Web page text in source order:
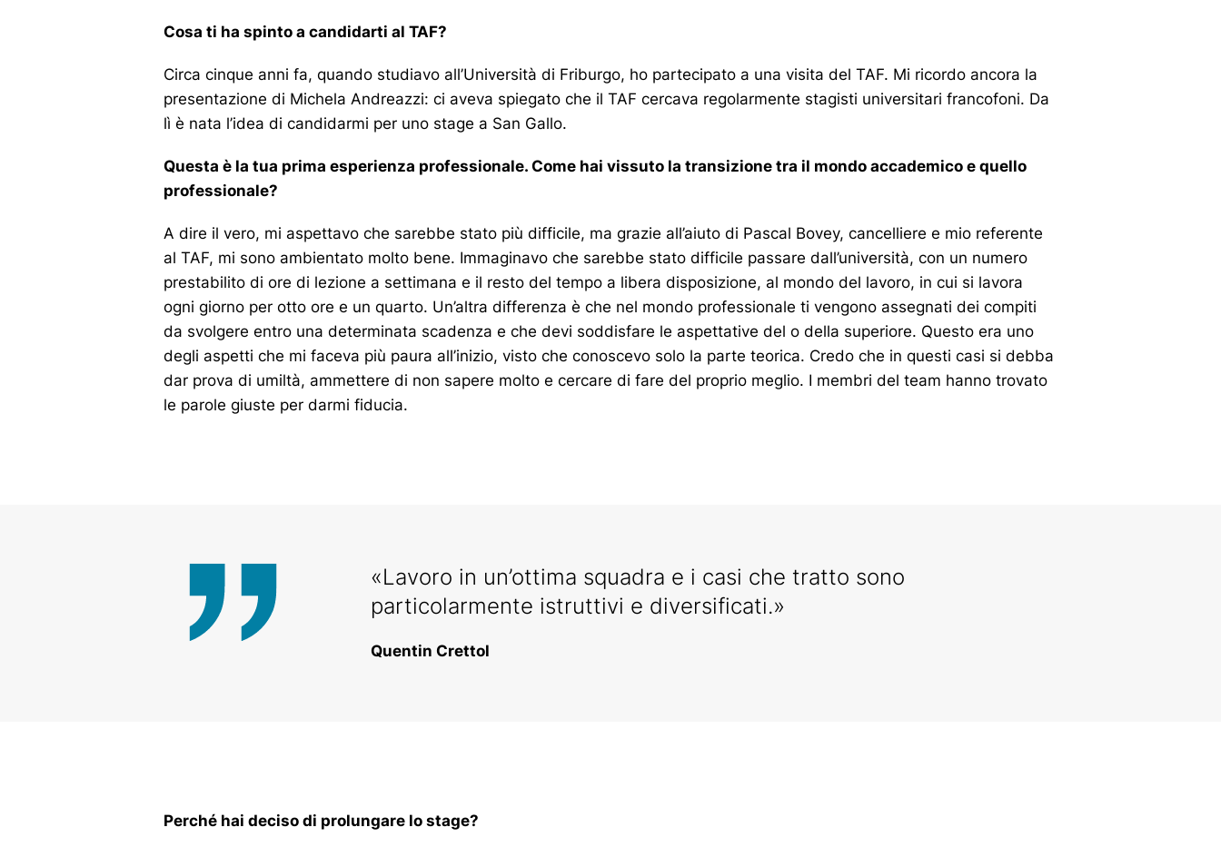
Cosa ti ha spinto a candidarti al TAF?
Circa cinque anni fa, quando studiavo all’Università di Friburgo, ho partecipato a una visita del TAF. Mi ricordo ancora la
presentazione di Michela Andreazzi: ci aveva spiegato che il TAF cercava regolarmente stagisti universitari francofoni. Da
lì è nata l’idea di candidarmi per uno stage a San Gallo.
Questa è la tua prima esperienza professionale. Come hai vissuto la transizione tra il mondo accademico e quello
professionale?
A dire il vero, mi aspettavo che sarebbe stato più difficile, ma grazie all’aiuto di Pascal Bovey, cancelliere e mio referente
al TAF, mi sono ambientato molto bene. Immaginavo che sarebbe stato difficile passare dall’università, con un numero
prestabilito di ore di lezione a settimana e il resto del tempo a libera disposizione, al mondo del lavoro, in cui si lavora
ogni giorno per otto ore e un quarto. Un’altra differenza è che nel mondo professionale ti vengono assegnati dei compiti
da svolgere entro una determinata scadenza e che devi soddisfare le aspettative del o della superiore. Questo era uno
degli aspetti che mi faceva più paura all’inizio, visto che conoscevo solo la parte teorica. Credo che in questi casi si debba
dar prova di umiltà, ammettere di non sapere molto e cercare di fare del proprio meglio. I membri del team hanno trovato
le parole giuste per darmi fiducia.
«Lavoro in un’ottima squadra e i casi che tratto sono
particolarmente istruttivi e diversificati.»
Quentin Crettol
Perché hai deciso di prolungare lo stage?